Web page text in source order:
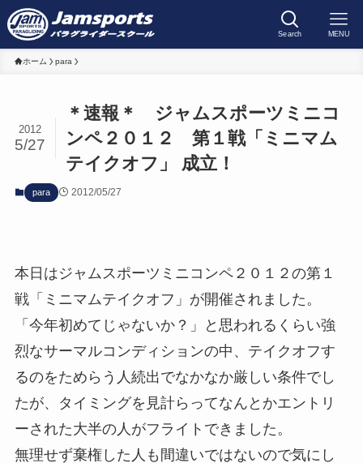
Search MENU
ホーム para
＊速報＊ ジャムスポーツミニコ
ンペ２０１２ 第１戦「ミニマム
テイクオフ」 成立！
2012
5/27
para 2012/05/27
本日はジャムスポーツミニコンペ２０１２の第１
戦「ミニマムテイクオフ」が開催されました。
「今年初めてじゃないか？」と思われるくらい強
烈なサーマルコンディションの中、テイクオフす
るのをためらう人続出でなかなか厳しい条件でし
たが、タイミングを見計らってなんとかエントリ
ーされた大半の人がフライトできました。
無理せず棄権した人も間違いではないので気にし